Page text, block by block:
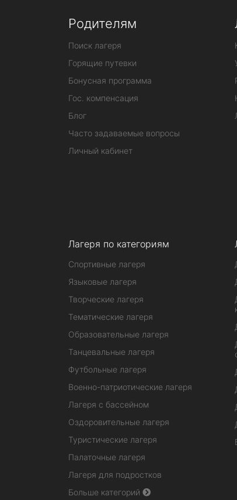
Родителям
Поиск лагеря
Горящие путевки
Бонусная программа
Гос. компенсация
Блог
Часто задаваемые вопросы
Личный кабинет
Лагеря по категориям
Спортивные лагеря
Языковые лагеря
Творческие лагеря
Тематические лагеря
Образовательные лагеря
Танцевальные лагеря
Футбольные лагеря
Военно-патриотические лагеря
Лагеря с бассейном
Оздоровительные лагеря
Туристические лагеря
Палаточные лагеря
Лагеря для подростков
Больше категорий